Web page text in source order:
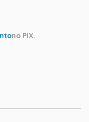
no PIX.